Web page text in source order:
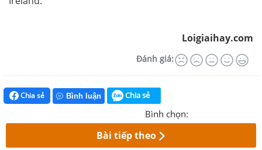
Loigiaihay.com
Đánh giá:
Chia sẻ Bình luận Chia sẻ
Bình chọn:
Bài tiếp theo